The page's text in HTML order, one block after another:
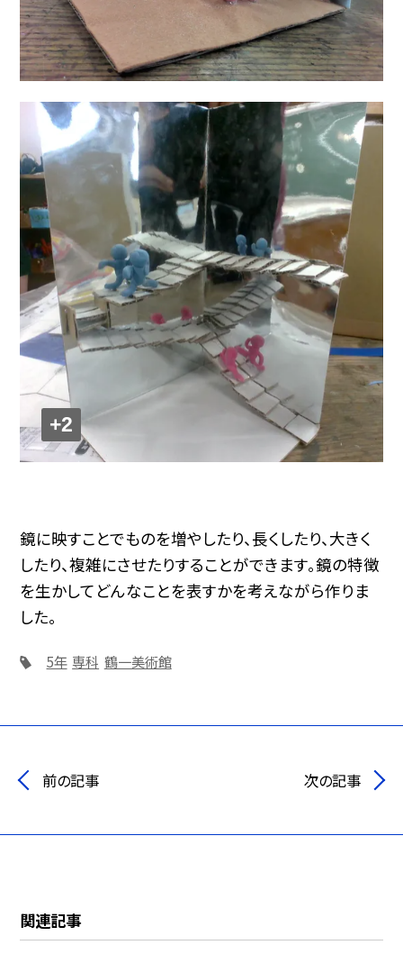
+2
鏡に映すことでものを増やしたり、長くしたり、大きく
したり、複雑にさせたりすることができます。鏡の特徴
を生かしてどんなことを表すかを考えながら作りま
した。
5年 専科 鶴一美術館
前の記事 次の記事
関連記事